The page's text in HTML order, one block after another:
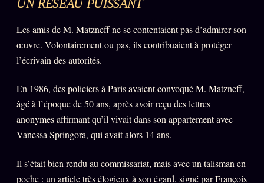
UN RÉSEAU PUISSANT
Les amis de M. Matzneff ne se contentaient pas d’admirer son
œuvre. Volontairement ou pas, ils contribuaient à protéger
l’écrivain des autorités.
En 1986, des policiers à Paris avaient convoqué M. Matzneff,
âgé à l’époque de 50 ans, après avoir reçu des lettres
anonymes affirmant qu’il vivait dans son appartement avec
Vanessa Springora, qui avait alors 14 ans.
Il s’était bien rendu au commissariat, mais avec un talisman en
poche : un article très élogieux à son égard, signé par François